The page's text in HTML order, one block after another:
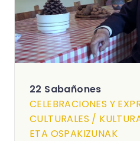
22 Sabañones
CELEBRACIONES Y
CULTURALES /
ETA OSPAKIZUNAK